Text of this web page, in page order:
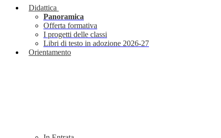
Didattica
Panoramica
Offerta formativa
I progetti delle classi
Libri di testo in adozione 2026-27
Orientamento